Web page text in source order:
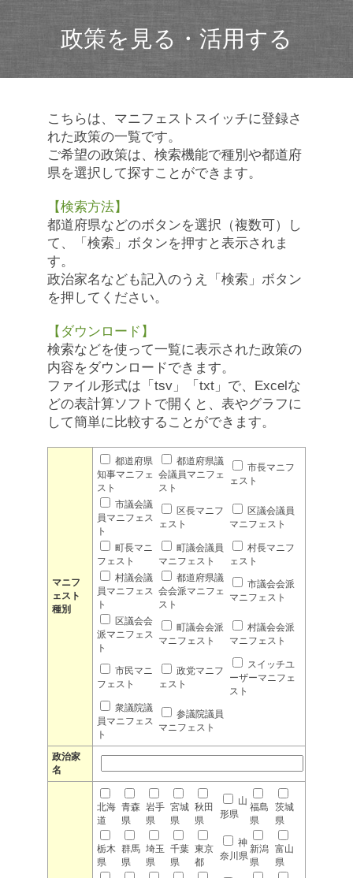
政策を見る・活用する
こちらは、マニフェストスイッチに登録さ
れた政策の一覧です。
ご希望の政策は、検索機能で種別や都道府
県を選択して探すことができます。
【検索方法】
都道府県などのボタンを選択（複数可）し
て、「検索」ボタンを押すと表示されま
す。
政治家名なども記入のうえ「検索」ボタン
を押してください。
【ダウンロード】
検索などを使って一覧に表示された政策の
内容をダウンロードできます。
ファイル形式は「tsv」「txt」で、Excelな
どの表計算ソフトで開くと、表やグラフに
して簡単に比較することができます。
マニフ
ェスト
種別
都道府県
知事マニフェ
スト
都道府県議
会議員マニフェ
スト
市長マニフ
ェスト
市議会議
員マニフェス
ト
区長マニフ
ェスト
区議会議員
マニフェスト
町長マニ
フェスト
町議会議員
マニフェスト
村長マニフ
ェスト
村議会議
員マニフェス
ト
都道府県議
会会派マニフェ
スト
市議会会派
マニフェスト
区議会会
派マニフェス
ト
町議会会派
マニフェスト
村議会会派
マニフェスト
市民マニ
フェスト
政党マニフ
ェスト
スイッチユ
ーザーマニフェ
スト
衆議院議
員マニフェス
ト
参議院議員
マニフェスト
政治家
名
北海
道
青森
県
岩手
県
宮城
県
秋田
県
山
形県
福島
県
茨城
県
栃木
県
群馬
県
埼玉
県
千葉
県
東京
都
神
奈川県
新潟
県
富山
県